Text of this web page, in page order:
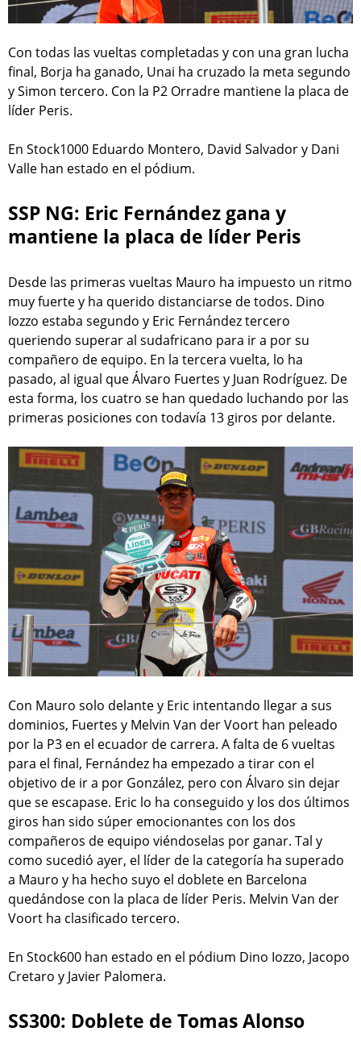
Con todas las vueltas completadas y con una gran lucha
final, Borja ha ganado, Unai ha cruzado la meta segundo
y Simon tercero. Con la P2 Orradre mantiene la placa de
líder Peris.
En Stock1000 Eduardo Montero, David Salvador y Dani
Valle han estado en el pódium.
SSP NG: Eric Fernández gana y
mantiene la placa de líder Peris
Desde las primeras vueltas Mauro ha impuesto un ritmo
muy fuerte y ha querido distanciarse de todos. Dino
Iozzo estaba segundo y Eric Fernández tercero
queriendo superar al sudafricano para ir a por su
compañero de equipo. En la tercera vuelta, lo ha
pasado, al igual que Álvaro Fuertes y Juan Rodríguez. De
esta forma, los cuatro se han quedado luchando por las
primeras posiciones con todavía 13 giros por delante.
Con Mauro solo delante y Eric intentando llegar a sus
dominios, Fuertes y Melvin Van der Voort han peleado
por la P3 en el ecuador de carrera. A falta de 6 vueltas
para el final, Fernández ha empezado a tirar con el
objetivo de ir a por González, pero con Álvaro sin dejar
que se escapase. Eric lo ha conseguido y los dos últimos
giros han sido súper emocionantes con los dos
compañeros de equipo viéndoselas por ganar. Tal y
como sucedió ayer, el líder de la categoría ha superado
a Mauro y ha hecho suyo el doblete en Barcelona
quedándose con la placa de líder Peris. Melvin Van der
Voort ha clasificado tercero.
En Stock600 han estado en el pódium Dino Iozzo, Jacopo
Cretaro y Javier Palomera.
SS300: Doblete de Tomas Alonso